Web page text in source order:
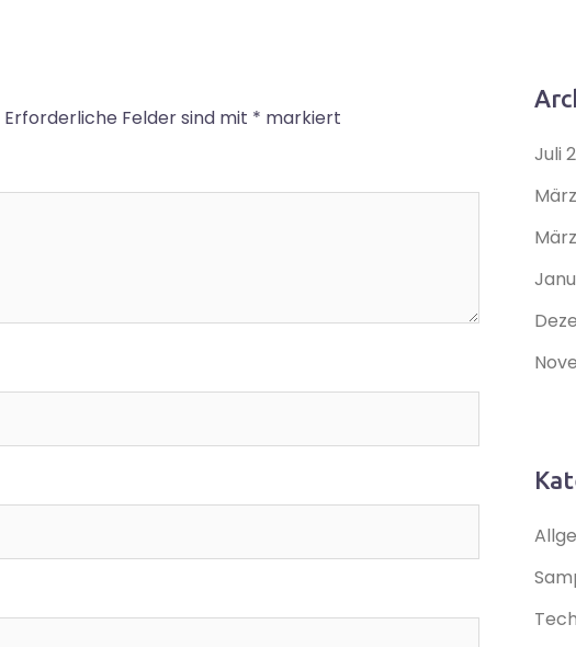
Erforderliche Felder sind mit * markiert
Juli